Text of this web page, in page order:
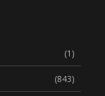
(1)
(843)